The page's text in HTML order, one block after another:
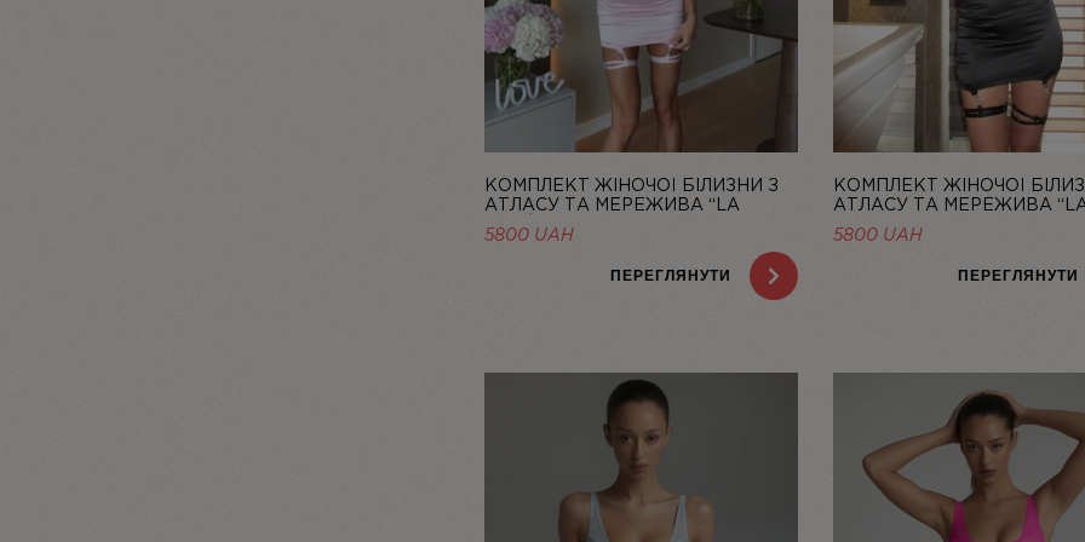
КОМПЛЕКТ ЖІНОЧОЇ БІЛИЗНИ З
АТЛАСУ ТА МЕРЕЖИВА “LA
ROSÉE” ЗІ СПІДНИЦЕЮ — LINIYA
5800 UAH
ПЕРЕГЛЯНУТИ
КОМПЛЕКТ ЖІНОЧОЇ
АТЛАСУ ТА МЕРЕЖИВА “LA
ЗІ СПІДНИЦЕЮ — LINIYA
5800 UAH
ПЕРЕГЛЯНУТИ